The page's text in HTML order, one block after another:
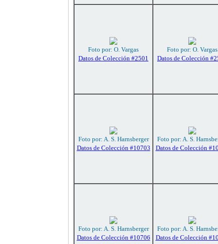
Foto por: O. Vargas
Datos de Colección #2501
Foto por: O. Vargas
Datos de Colección
Foto por: A. S. Harnsberger
Datos de Colección #10703
Foto por: A. S.
Datos de Colección
Foto por: A. S. Harnsberger
Datos de Colección #10706
Foto por: A. S.
Datos de Colección